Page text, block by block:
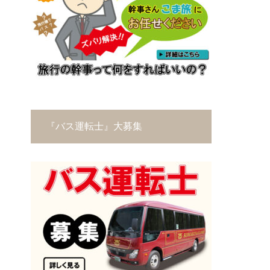
『バス運転士』大募集